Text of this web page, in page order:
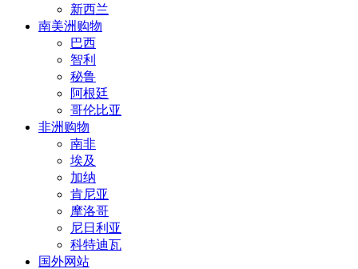
新西兰
南美洲购物
巴西
智利
秘鲁
阿根廷
哥伦比亚
非洲购物
南非
埃及
加纳
肯尼亚
摩洛哥
尼日利亚
科特迪瓦
国外网站